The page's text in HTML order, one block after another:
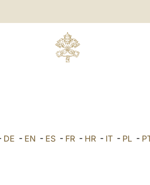
DE - EN - ES- FR- HR- IT- PL-